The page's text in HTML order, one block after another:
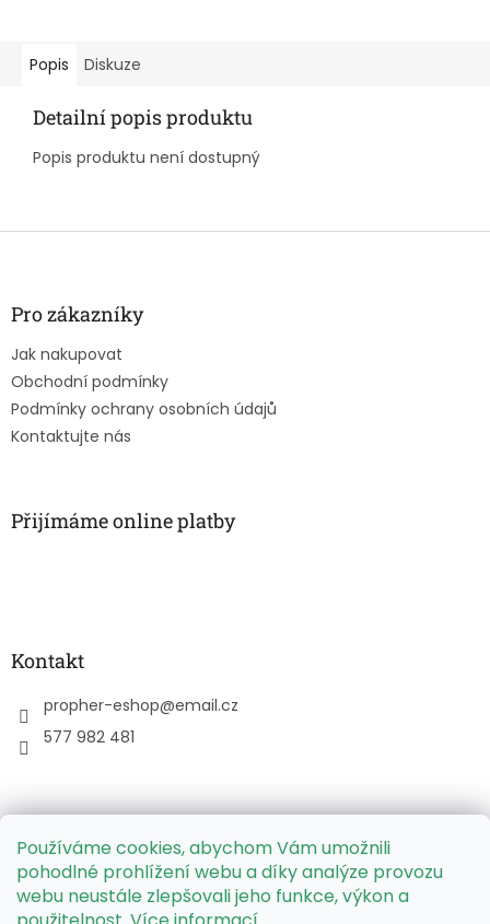
Používáme cookies, abychom Vám umožnili
pohodlné prohlížení webu a díky analýze provozu
webu neustále zlepšovali jeho funkce, výkon a
Popis Diskuze
Detailní popis produktu
Popis produktu není dostupný
Z
Pro zákazníky
Jak nakupovat
Obchodní podmínky
Podmínky ochrany osobních údajů
Kontaktujte nás
Přijímáme online platby
Kontakt
propher-eshop@email.cz
577 982 481
PPL Parcelbox - mapa výdejních míst